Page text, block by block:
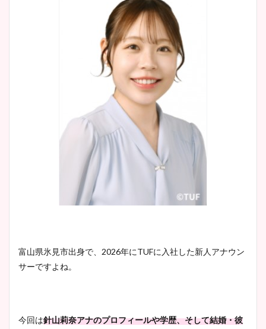
富山県氷見市出身で、2026年にTUFに入社した新人アナウン
サーですよね。
今回は針山莉奈アナのプロフィールや学歴、そして結婚・彼